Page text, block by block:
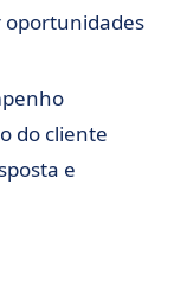
oportunidades
do cliente
e